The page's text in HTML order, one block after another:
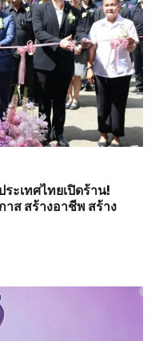
ะเทศไทยเปิดร้าน!
ส สร้างอาชีพ สร้าง